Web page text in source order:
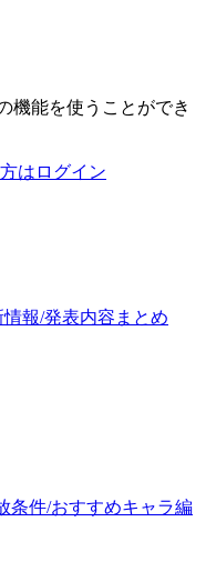
機能を使うことができ
はログイン
報/発表内容まとめ
条件/おすすめキャラ編